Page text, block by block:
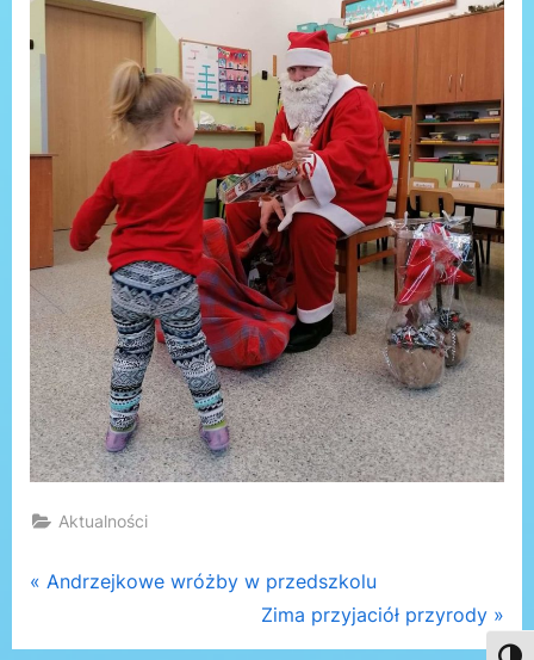
Aktualności
Nawigacja
P
e
Andrzejkowe wróżby w przedszkolu
N
e
Zima przyjaciół przyrody